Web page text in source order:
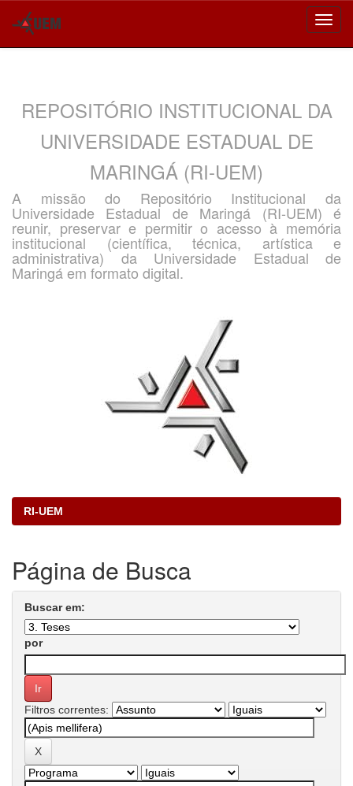
REPOSITÓRIO INSTITUCIONAL DA
UNIVERSIDADE ESTADUAL DE
MARINGÁ (RI-UEM)
A missão do Repositório Institucional da
Universidade Estadual de Maringá (RI-UEM) é
reunir, preservar e permitir o acesso à memória
institucional (científica, técnica, artística e
administrativa) da Universidade Estadual de
Maringá em formato digital.
RI-UEM
Página de Busca
Buscar em:
por
Filtros correntes: